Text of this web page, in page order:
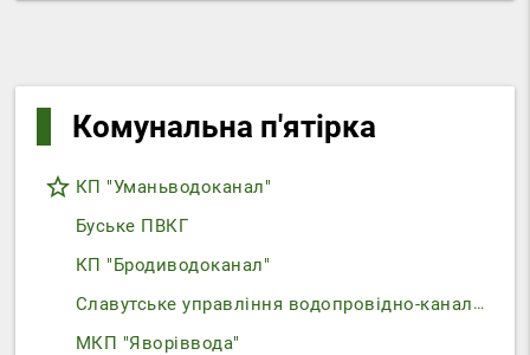
Комунальна п'ятірка
star_border КП "Уманьводоканал"
Буське ПВКГ
КП "Бродиводоканал"
Славутське управління водопровідно-каналізаційного господарства
МКП "Яворіввода"